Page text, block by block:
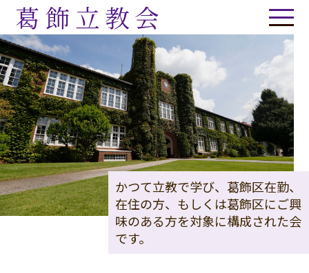
葛飾立教会
かつて立教で学び、葛飾区在勤、
在住の方、もしくは葛飾区にご興
味のある方を対象に構成された会
です。